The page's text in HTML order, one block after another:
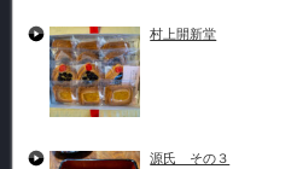
村上開新堂
源氏 その３